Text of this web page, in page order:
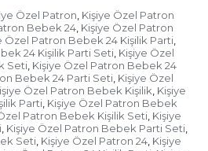
adresine veya 0533
gönderebilirsiniz.
Önce Yapılması
dair fişi imzaladığınızda o
hasarsız teslim aldım"
oluyorsunuz. Bu nedenle
önce mutlaka içini açıp
Özel Patron, Kişiye Özel Patron
Bebek 24, Kişiye Özel Patron
Özel Patron Bebek 24 Kişilik Parti,
24 Kişilik Parti Seti, Kişiye Özel
Seti, Kişiye Özel Patron Bebek 24
Bebek 24 Parti Seti, Kişiye Özel
Özel Patron Bebek Kişilik, Kişiye
Parti, Kişiye Özel Patron Bebek
Patron Bebek Kişilik Seti, Kişiye
, Kişiye Özel Patron Bebek Parti Seti,
Seti, Kişiye Özel Patron 24, Kişiye